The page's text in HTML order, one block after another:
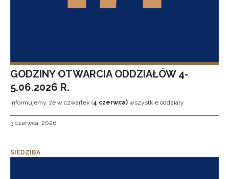
GODZINY OTWARCIA ODDZIAŁÓW 4-
5.06.2026 R.
Informujemy, że w czwartek (4 czerwca) wszystkie oddziały
3 czerwca, 2026
SIEDZIBA